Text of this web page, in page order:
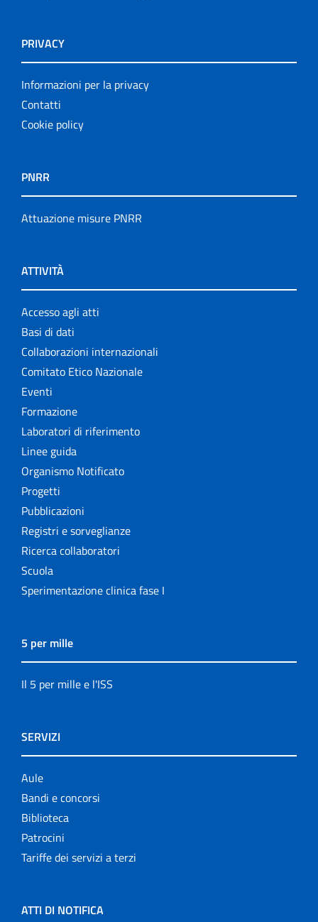
PRIVACY
Informazioni per la privacy
Contatti
Cookie policy
PNRR
Attuazione misure PNRR
ATTIVITÀ
Accesso agli atti
Basi di dati
Collaborazioni internazionali
Comitato Etico Nazionale
Eventi
Formazione
Laboratori di riferimento
Linee guida
Organismo Notificato
Progetti
Pubblicazioni
Registri e sorveglianze
Ricerca collaboratori
Scuola
Sperimentazione clinica fase I
5 per mille
Il 5 per mille e l'ISS
SERVIZI
Aule
Bandi e concorsi
Biblioteca
Patrocini
Tariffe dei servizi a terzi
ATTI DI NOTIFICA